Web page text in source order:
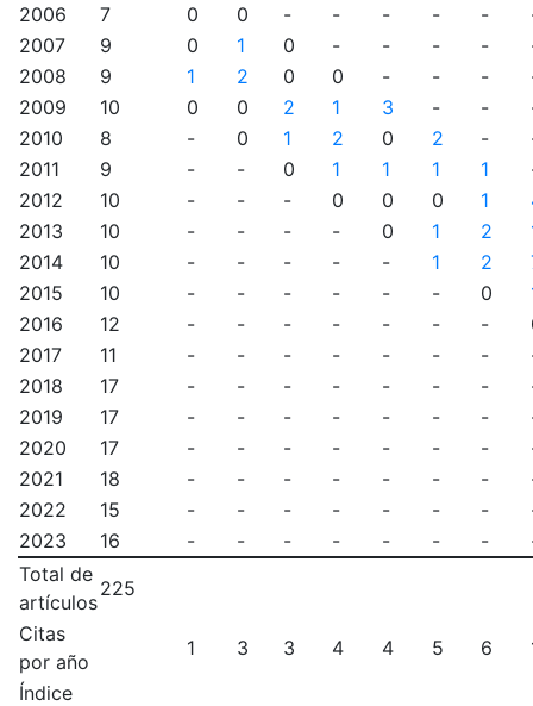
2006
7 0 0 - - - - -
2007
9 0 1 0 - - - -
2008
9 1 2 0 0 - - -
2009
10 0 0 2 1 3 - -
2010
8 - 0 1 2 0 2 -
2011
9 - - 0 1 1 1 1
2012
10 - - - 0 0 0 1
2013
10 - - - - 0 1 2
2014
10 - - - - - 1 2
2015
10 - - - - - - 0
2016
12 - - - - - - -
2017
11 - - - - - - -
2018
17 - - - - - - -
2019
17 - - - - - - -
2020
17 - - - - - - -
2021
18 - - - - - - -
2022
15 - - - - - - -
2023
16 - - - - - - -
Total de
artículos
225
Citas
por año
1 3 3 4 4 5 6
Índice